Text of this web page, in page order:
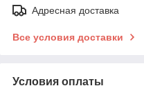
Адресная доставка
Все условия доставки
Условия оплаты